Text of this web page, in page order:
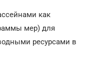
как
мер) для
ресурсами в